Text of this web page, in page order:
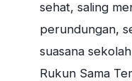
sehat, saling
perundungan,
suasana
Rukun Sama